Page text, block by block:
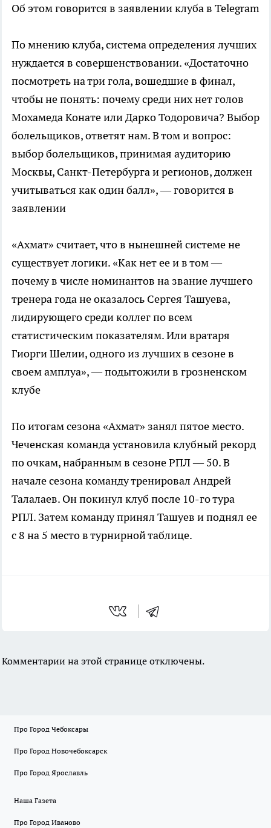
Об этом говорится в заявлении клуба в Telegram
По мнению клуба, система определения лучших
нуждается в совершенствовании. «Достаточно
посмотреть на три гола, вошедшие в финал,
чтобы не понять: почему среди них нет голов
Мохамеда Конате или Дарко Тодоровича? Выбор
болельщиков, ответят нам. В том и вопрос:
выбор болельщиков, принимая аудиторию
Москвы, Санкт-Петербурга и регионов, должен
учитываться как один балл», — говорится в
заявлении
«Ахмат» считает, что в нынешней системе не
существует логики. «Как нет ее и в том —
почему в числе номинантов на звание лучшего
тренера года не оказалось Сергея Ташуева,
лидирующего среди коллег по всем
статистическим показателям. Или вратаря
Гиорги Шелии, одного из лучших в сезоне в
своем амплуа», — подытожили в грозненском
клубе
По итогам сезона «Ахмат» занял пятое место.
Чеченская команда установила клубный рекорд
по очкам, набранным в сезоне РПЛ — 50. В
начале сезона команду тренировал Андрей
Талалаев. Он покинул клуб после 10-го тура
РПЛ. Затем команду принял Ташуев и поднял ее
с 8 на 5 место в турнирной таблице.
Комментарии на этой странице отключены.
Про Город Чебоксары
Про Город Новочебоксарск
Про Город Ярославль
Наша Газета
Про Город Иваново